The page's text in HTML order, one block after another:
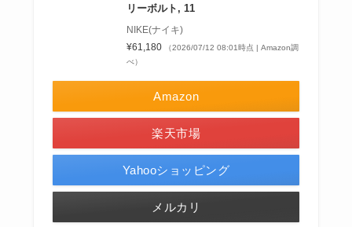
リーボルト, 11
NIKE(ナイキ)
¥61,180
（2026/07/12 08:01時点 | Amazon調
べ）
Amazon
楽天市場
Yahooショッピング
メルカリ